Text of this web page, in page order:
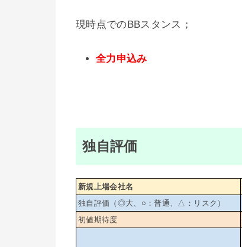
現時点でのBBスタンス；
全力申込み
独自評価
新規上場会社名
独自評価（◎大、○：普通、△：リスク）
初値期待度